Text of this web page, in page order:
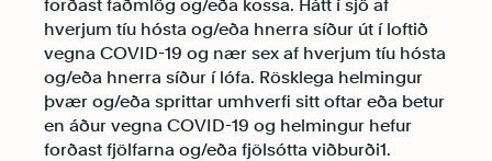
forðast faðmlög og/eða kossa. Hátt í sjö af
hverjum tíu hósta og/eða hnerra síður út í loftið
vegna COVID-19 og nær sex af hverjum tíu hósta
og/eða hnerra síður í lófa. Rösklega helmingur
þvær og/eða sprittar umhverfi sitt oftar eða betur
en áður vegna COVID-19 og helmingur hefur
forðast fjölfarna og/eða fjölsótta viðburði1.